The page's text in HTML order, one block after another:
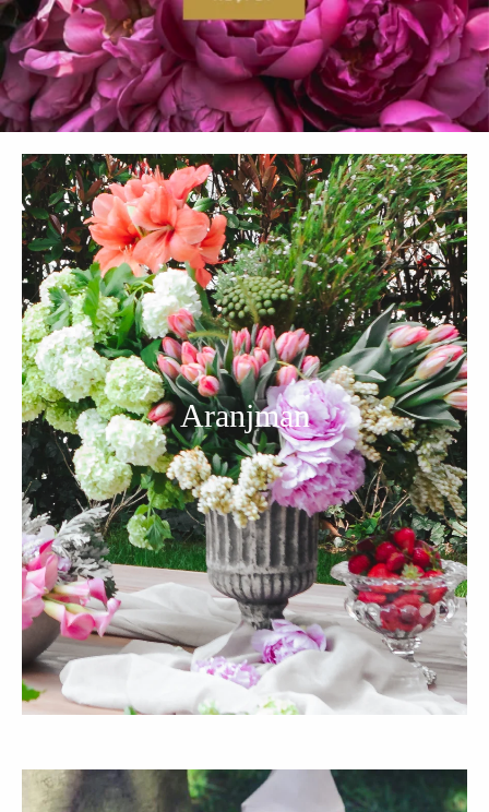
AYNI GÜN TESLIMAT
Zamansız
Aranjmanlar
ALIŞVERIŞE BAŞLA
Aranjman